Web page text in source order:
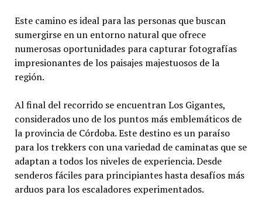
Este camino es ideal para las personas que buscan
sumergirse en un entorno natural que ofrece
numerosas oportunidades para capturar fotografías
impresionantes de los paisajes majestuosos de la
región.
Al final del recorrido se encuentran Los Gigantes,
considerados uno de los puntos más emblemáticos de
la provincia de Córdoba. Este destino es un paraíso
para los trekkers con una variedad de caminatas que se
adaptan a todos los niveles de experiencia. Desde
senderos fáciles para principiantes hasta desafíos más
arduos para los escaladores experimentados.